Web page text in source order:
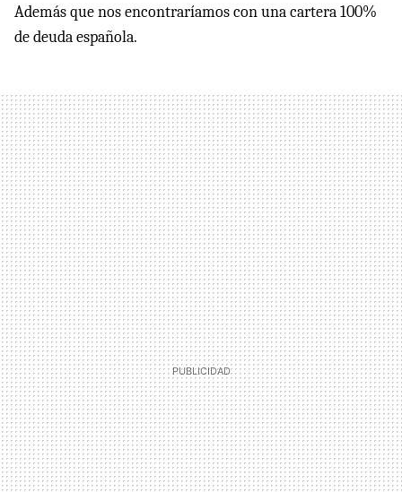
Además que nos encontraríamos con una cartera 100%
de deuda española.